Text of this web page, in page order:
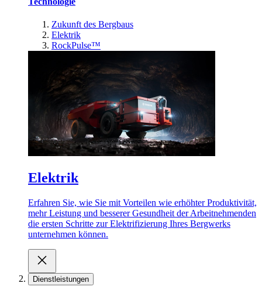
Zukunft des Bergbaus
Elektrik
RockPulse™
Elektrik
Erfahren Sie, wie Sie mit Vorteilen wie erhöhter Produktivität,
mehr Leistung und besserer Gesundheit der Arbeitnehmenden
die ersten Schritte zur Elektrifizierung Ihres Bergwerks
unternehmen können.
Dienstleistungen